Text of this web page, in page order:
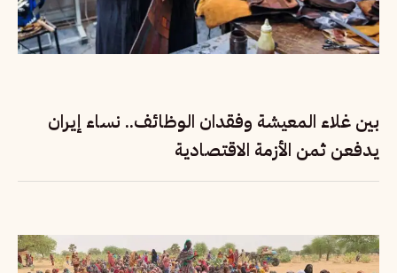
بين غلاء المعيشة وفقدان الوظائف.. نساء إيران
يدفعن ثمن الأزمة الاقتصادية